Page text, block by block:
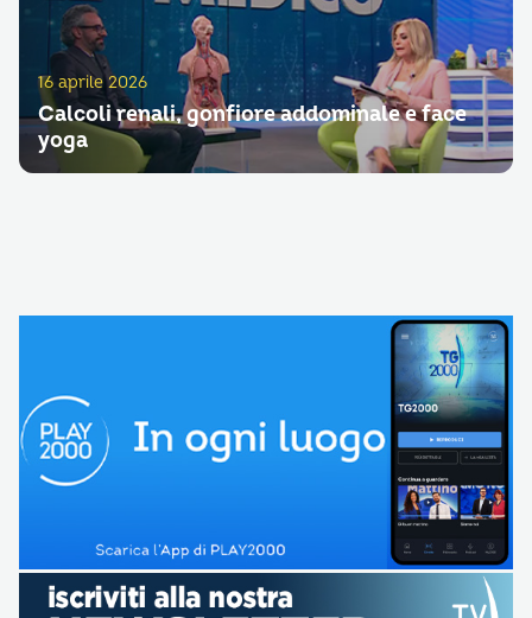
16 aprile 2026
Calcoli renali, gonfiore addominale e face
yoga